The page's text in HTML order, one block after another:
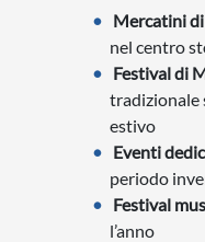
Mercatini
nel centro
Festival di
tradizionale
estivo
Eventi
periodo
Festival
l’anno